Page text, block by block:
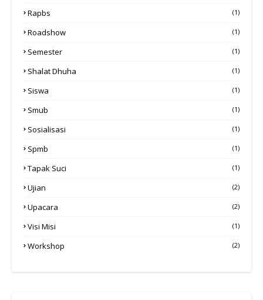
Rapbs (1)
Roadshow (1)
Semester (1)
Shalat Dhuha (1)
Siswa (1)
Smub (1)
Sosialisasi (1)
Spmb (1)
Tapak Suci (1)
Ujian (2)
Upacara (2)
Visi Misi (1)
Workshop (2)